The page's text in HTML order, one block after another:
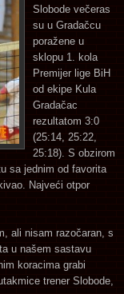
Slobode večeras
su u Gradačcu
poražene u
sklopu 1. kola
Premijer lige BiH
od ekipe Kula
Gradačac
rezultatom 3:0
(25:14, 25:22,
25:18). S obzirom
sa jednim od favorita
Najveći otpor
ali nisam razočaran, s
u našem sastavu
koracima grabi
trener Slobode,